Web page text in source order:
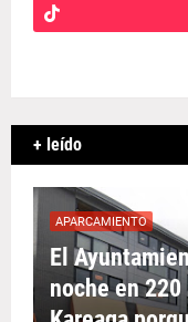
+ leído
APARCAMIENTO
El
noche en